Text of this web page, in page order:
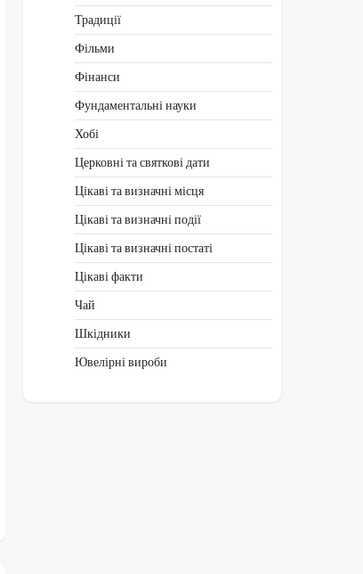
Традиції
Фільми
Фінанси
Фундаментальні науки
Хобі
Церковні та святкові дати
Цікаві та визначні місця
Цікаві та визначні події
Цікаві та визначні постаті
Цікаві факти
Чай
Шкідники
Ювелірні вироби